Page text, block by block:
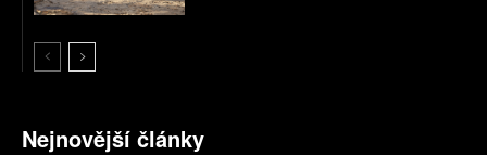
Nejnovější články